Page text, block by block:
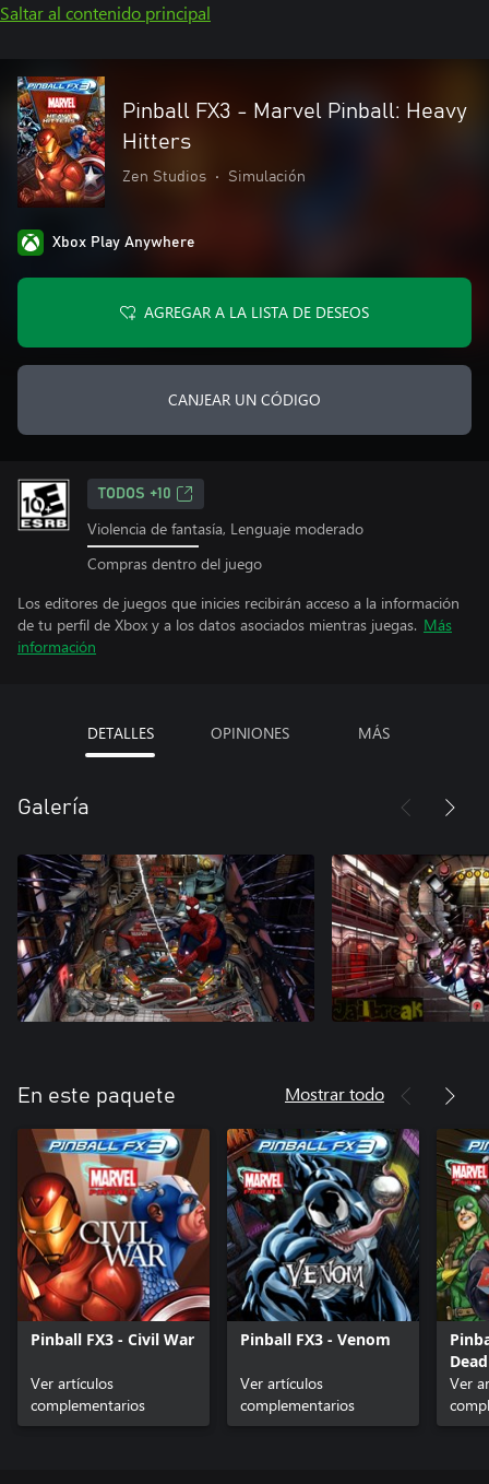
Saltar al contenido principal
Pinball FX3 - Marvel Pinball: Heavy
Hitters
Zen Studios • Simulación
Xbox Play Anywhere
AGREGAR A LA LISTA DE DESEOS
CANJEAR UN CÓDIGO
TODOS +10
Violencia de fantasía, Lenguaje moderado
Compras dentro del juego
Los editores de juegos que inicies recibirán acceso a la información
de tu perfil de Xbox y a los datos asociados mientras juegas. Más
información
DETALLES OPINIONES MÁS
Galería
En este paquete Mostrar todo
Pinball FX3 - Civil War
Ver artículos
complementarios
Pinball FX3 - Venom
Ver artículos
complementarios
Ver